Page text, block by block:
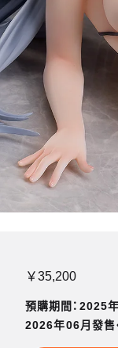
￥35,200
預購期間：2025
2026年06月發售